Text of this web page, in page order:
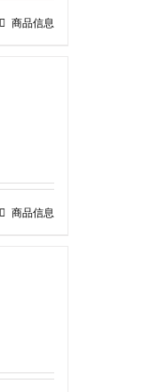
商品信息
商品信息